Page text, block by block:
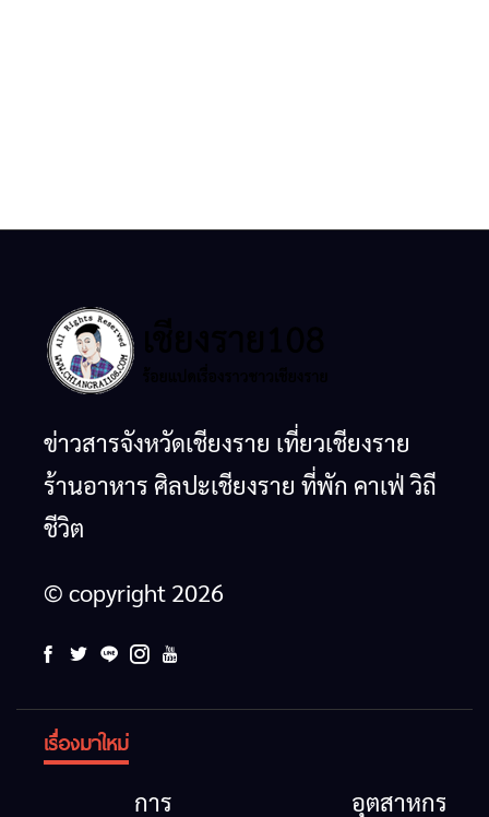
ข่าวสารจังหวัดเชียงราย เที่ยวเชียงราย
ร้านอาหาร ศิลปะเชียงราย ที่พัก คาเฟ่ วิถี
ชีวิต
© copyright 2026
เรื่องมาใหม่
การ
อุตสาหกรรม